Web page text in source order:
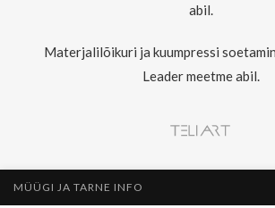
abil.
Materjalilõikuri ja kuumpressi
Leader meetme abil.
MÜÜGI JA TARNE INFO